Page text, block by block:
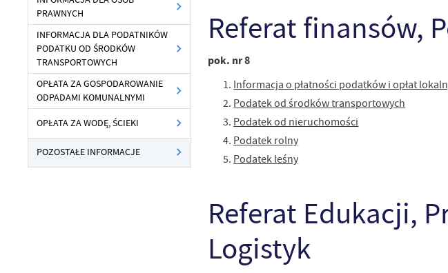
PRAWNYCH
INFORMACJA DLA PODATNIKÓW
PODATKU OD ŚRODKÓW
TRANSPORTOWYCH
OPŁATA ZA GOSPODAROWANIE
ODPADAMI KOMUNALNYMI
OPŁATA ZA WODĘ, ŚCIEKI
POZOSTAŁE INFORMACJE
Referat finansów,
pok. nr 8
Informacja o płatności podatków i opłat
Podatek od środków transportowych
Podatek od nieruchomości
Podatek rolny
Podatek leśny
Referat Edukacji,
Logistyk